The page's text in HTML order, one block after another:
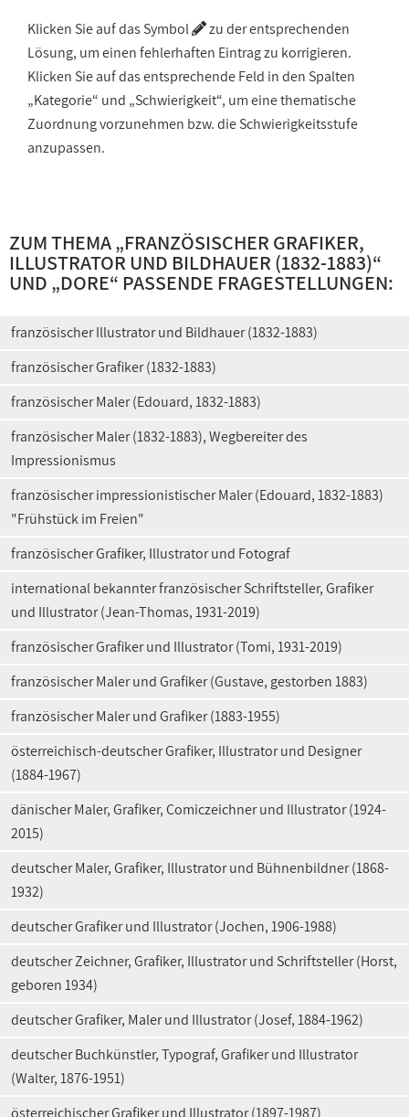
Klicken Sie auf das Symbol
zu der entsprechenden
Lösung, um einen fehlerhaften Eintrag zu korrigieren.
Klicken Sie auf das entsprechende Feld in den Spalten
„Kategorie“ und „Schwierigkeit“, um eine thematische
Zuordnung vorzunehmen bzw. die Schwierigkeitsstufe
anzupassen.
ZUM THEMA „FRANZÖSISCHER GRAFIKER,
ILLUSTRATOR UND BILDHAUER (1832-1883)“
UND „DORE“ PASSENDE FRAGESTELLUNGEN:
französischer Illustrator und Bildhauer (1832-1883)
französischer Grafiker (1832-1883)
französischer Maler (Edouard, 1832-1883)
französischer Maler (1832-1883), Wegbereiter des
Impressionismus
französischer impressionistischer Maler (Edouard, 1832-1883)
"Frühstück im Freien"
französischer Grafiker, Illustrator und Fotograf
international bekannter französischer Schriftsteller, Grafiker
und Illustrator (Jean-Thomas, 1931-2019)
französischer Grafiker und Illustrator (Tomi, 1931-2019)
französischer Maler und Grafiker (Gustave, gestorben 1883)
französischer Maler und Grafiker (1883-1955)
österreichisch-deutscher Grafiker, Illustrator und Designer
(1884-1967)
dänischer Maler, Grafiker, Comiczeichner und Illustrator (1924-
2015)
deutscher Maler, Grafiker, Illustrator und Bühnenbildner (1868-
1932)
deutscher Grafiker und Illustrator (Jochen, 1906-1988)
deutscher Zeichner, Grafiker, Illustrator und Schriftsteller (Horst,
geboren 1934)
deutscher Grafiker, Maler und Illustrator (Josef, 1884-1962)
deutscher Buchkünstler, Typograf, Grafiker und Illustrator
(Walter, 1876-1951)
österreichischer Grafiker und Illustrator (1897-1987)